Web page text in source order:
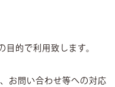
目的で利用致します。
お問い合わせ等への対応